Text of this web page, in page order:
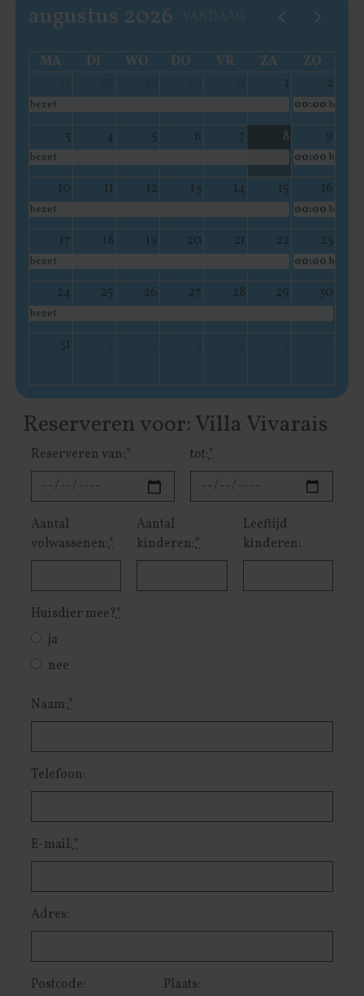
augustus 2026
MA DI WO DO VR ZA
ZO
1 2
bezet 00:00 bezet
3 4 5 6 7 8 9
bezet 00:00 bezet
10 11 12 13 14 15 16
bezet 00:00 bezet
17 18 19 20 21 22 23
bezet 00:00 bezet
24 25 26 27 28 29 30
bezet
31
Reserveren voor: Villa Vivarais
Reserveren van:* tot:*
Aantal
volwassenen:*
Aantal
kinderen:*
Leeftijd
kinderen:
Huisdier mee?*
ja
nee
Naam:*
Telefoon:
E-mail:*
Adres:
Postcode: Plaats: